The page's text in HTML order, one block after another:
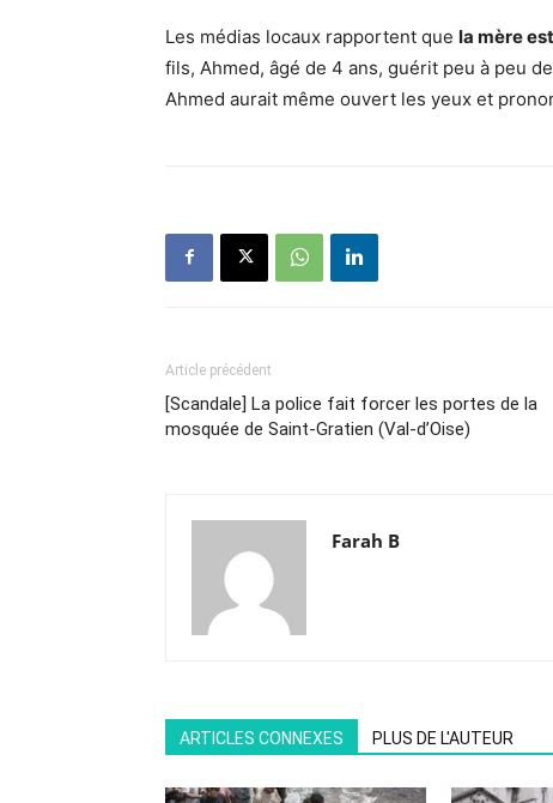
Les médias locaux rapportent que la mère
fils, Ahmed, âgé de 4 ans, guérit peu à peu
Ahmed aurait même ouvert les yeux et
Article précédent
[Scandale] La police fait forcer les portes de la
mosquée de Saint-Gratien (Val-d’Oise)
Farah B
ARTICLES CONNEXES PLUS DE L'AUTEUR